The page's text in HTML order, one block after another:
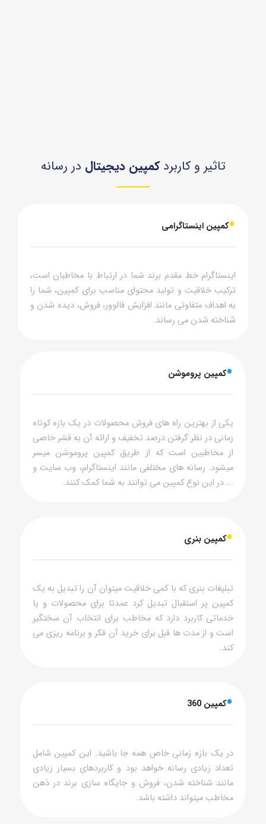
تاثیر و کاربردکمپین دیجیتال در رسانه
•کمپین اینستاگرامی
اینستاگرام خط مقدم برند شما در ارتباط با مخاطبان است،
ترکیب خلاقیت و تولید محتوای مناسب برای کمپین، شما را
به اهداف متفاوتی مانند افزایش فالوور، فروش، دیده شدن و
شناخته شدن می رساند.
•کمپین پروموشن
یکی از بهترین راه های فروش محصولات در یک بازه کوتاه
زمانی در نظر گرفتن درصد تخفیف و ارائه آن به قشر خاصی
از مخاطبین است که از طریق کمپین پروموشن میسر
میشود. رسانه های مختلفی مانند اینستاگرام، وب سایت و
... در این نوع کمپین می توانند به شما کمک کنند.
•کمپین بنری
تبلیغات بنری که با کمی خلاقیت میتوان آن را تبدیل به یک
کمپین پر استقبال تبدیل کرد عمدتا برای محصولات و یا
خدماتی کاربرد دارد که مخاطب برای انتخاب آن سختگیر
است و از مدت ها قبل برای خرید آن فکر و برنامه ریزی می
کند.
•کمپین 360
در یک بازه زمانی خاص همه جا باشید. این کمپین شامل
تعداد زیادی رسانه خواهد بود و کاربردهای بسیار زیادی
مانند شناخته شدن، فروش و جایگاه سازی برند در ذهن
مخاطب میتواند داشته باشد.